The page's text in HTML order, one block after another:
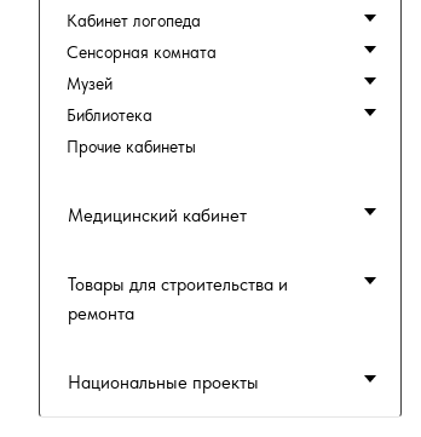
Кабинет логопеда
Сенсорная комната
Музей
Библиотека
Прочие кабинеты
Медицинский кабинет
Товары для строительства и
ремонта
Национальные проекты